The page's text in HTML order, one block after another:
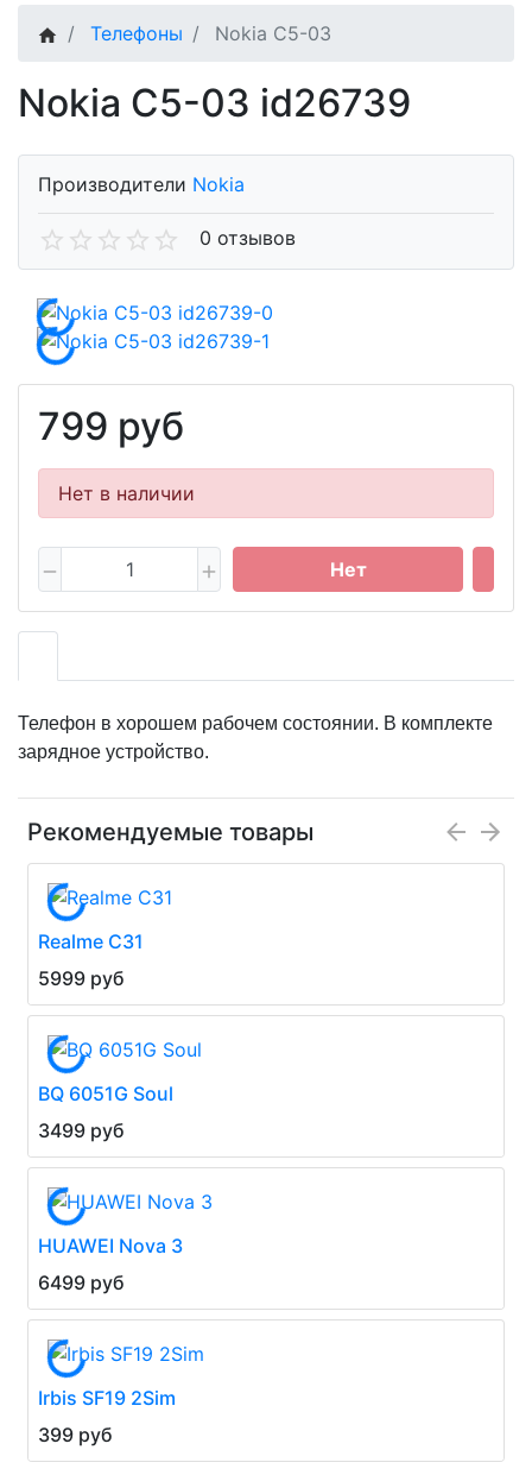
Телефоны Nokia C5-03
Nokia C5-03 id26739
Производители Nokia
0 отзывов
799 руб
Нет в наличии
Нет
Телефон в хорошем рабочем состоянии. В комплекте
зарядное устройство.
Рекомендуемые товары
Realme C31
5999 руб
BQ 6051G Soul
3499 руб
HUAWEI Nova 3
6499 руб
Irbis SF19 2Sim
399 руб